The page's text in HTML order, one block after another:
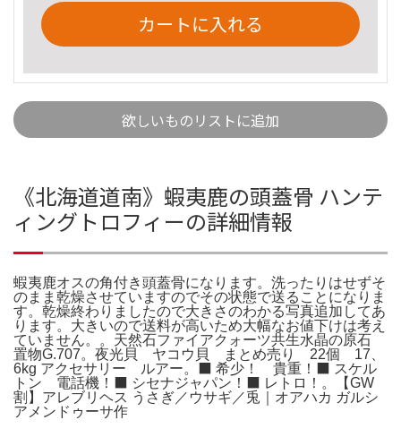
カートに入れる
欲しいものリストに追加
《北海道道南》蝦夷鹿の頭蓋骨 ハンテ
ィングトロフィーの詳細情報
蝦夷鹿オスの角付き頭蓋骨になります。洗ったりはせずそ
のまま乾燥させていますのでその状態で送ることになりま
す。乾燥終わりましたので大きさのわかる写真追加してあ
ります。大きいので送料が高いため大幅なお値下けは考え
ていません。。天然石ファイアクォーツ共生水晶の原石
置物G.707。夜光貝 ヤコウ貝 まとめ売り 22個 17、
6kg アクセサリー ルアー。⬛️ 希少！ 貴重！⬛️ スケル
トン 電話機！⬛️ シセナジャパン！⬛️ レトロ！。【GW
割】アレブリヘス うさぎ／ウサギ／兎｜オアハカ ガルシ
アメンドゥーサ作